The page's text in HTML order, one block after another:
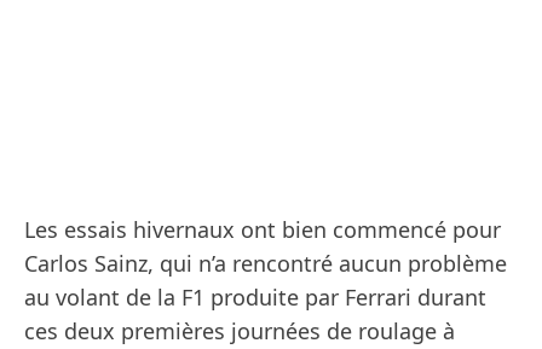
Les essais hivernaux ont bien commencé pour
Carlos Sainz, qui n’a rencontré aucun problème
au volant de la F1 produite par Ferrari durant
ces deux premières journées de roulage à